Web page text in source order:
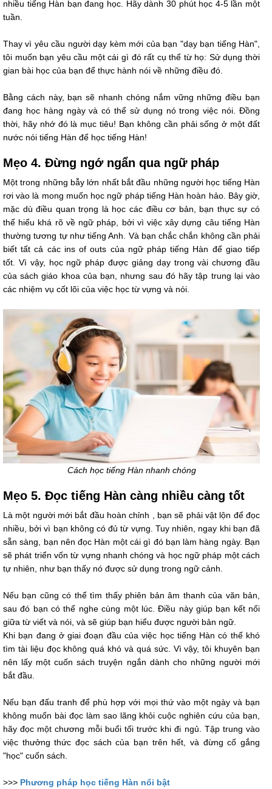
nhiều tiếng Hàn bạn đang học. Hãy dành 30 phút học 4-5 lần một
tuần.
Thay vì yêu cầu người dạy kèm mới của bạn "dạy bạn tiếng Hàn",
tôi muốn bạn yêu cầu một cái gì đó rất cụ thể từ họ: Sử dụng thời
gian bài học của bạn để thực hành nói về những điều đó.
Bằng cách này, bạn sẽ nhanh chóng nắm vững những điều bạn
đang học hàng ngày và có thể sử dụng nó trong việc nói. Đồng
thời, hãy nhớ đó là mục tiêu! Bạn không cần phải sống ở một đất
nước nói tiếng Hàn để học tiếng Hàn!
Mẹo 4. Đừng ngớ ngẩn qua ngữ pháp
Một trong những bẫy lớn nhất bắt đầu những người học tiếng Hàn
rơi vào là mong muốn học ngữ pháp tiếng Hàn hoàn hảo. Bây giờ,
mặc dù điều quan trọng là học các điều cơ bản, bạn thực sự có
thể hiểu khá rõ về ngữ pháp, bởi vì việc xây dựng câu tiếng Hàn
thường tương tự như tiếng Anh. Và bạn chắc chắn không cần phải
biết tất cả các ins of outs của ngữ pháp tiếng Hàn để giao tiếp
tốt. Vì vậy, học ngữ pháp được giảng dạy trong vài chương đầu
của sách giáo khoa của bạn, nhưng sau đó hãy tập trung lại vào
các nhiệm vụ cốt lõi của việc học từ vựng và nói.
Cách học tiếng Hàn nhanh chóng
Mẹo 5. Đọc tiếng Hàn càng nhiều càng tốt
Là một người mới bắt đầu hoàn chỉnh , bạn sẽ phải vật lộn để đọc
nhiều, bởi vì bạn không có đủ từ vựng. Tuy nhiên, ngay khi bạn đã
sẵn sàng, bạn nên đọc Hàn một cái gì đó bạn làm hàng ngày. Bạn
sẽ phát triển vốn từ vựng nhanh chóng và học ngữ pháp một cách
tự nhiên, như bạn thấy nó được sử dụng trong ngữ cảnh.
Nếu bạn cũng có thể tìm thấy phiên bản âm thanh của văn bản,
sau đó bạn có thể nghe cùng một lúc. Điều này giúp bạn kết nối
giữa từ viết và nói, và sẽ giúp bạn hiểu được người bản ngữ.
Khi bạn đang ở giai đoạn đầu của việc học tiếng Hàn có thể khó
tìm tài liệu đọc không quá khó và quá sức. Vì vậy, tôi khuyên bạn
nên lấy một cuốn sách truyện ngắn dành cho những người mới
bắt đầu.
Nếu bạn đấu tranh để phù hợp với mọi thứ vào một ngày và bạn
không muốn bài đọc làm sao lãng khỏi cuộc nghiên cứu của bạn,
hãy đọc một chương mỗi buổi tối trước khi đi ngủ. Tập trung vào
việc thưởng thức đọc sách của bạn trên hết, và đừng cố gắng
"học" cuốn sách.
>>> Phương pháp học tiếng Hàn nổi bật